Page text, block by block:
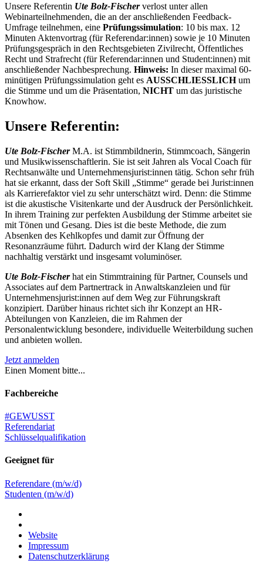
Unsere Referentin Ute Bolz-Fischerverlost unter allen
Webinarteilnehmenden, die an der anschließenden Feedback-
Umfrage teilnehmen, eine Prüfungssimulation: 10 bis max. 12
Minuten Aktenvortrag (für Referendar:innen) sowie je 10 Minuten
Prüfungsgespräch in den Rechtsgebieten Zivilrecht, Öffentliches
Recht und Strafrecht (für Referendar:innen und Student:innen) mit
anschließender Nachbesprechung. Hinweis: In dieser maximal 60-
minütigen Prüfungssimulation geht es AUSSCHLIESSLICHum
die Stimme und um die Präsentation, NICHT um das juristische
Knowhow.
Unsere Referentin:
Ute Bolz-FischerM.A. ist Stimmbildnerin, Stimmcoach, Sängerin
und Musikwissenschaftlerin. Sie ist seit Jahren als Vocal Coach für
Rechtsanwälte und Unternehmensjurist:innen tätig. Schon sehr früh
hat sie erkannt, dass der Soft Skill „Stimme“ gerade bei Jurist:innen
als Karrierefaktor viel zu sehr unterschätzt wird. Denn: die Stimme
ist die akustische Visitenkarte und der Ausdruck der Persönlichkeit.
In ihrem Training zur perfekten Ausbildung der Stimme arbeitet sie
mit Tönen und Gesang. Dies ist die beste Methode, die zum
Absenken des Kehlkopfes und damit zur Öffnung der
Resonanzräume führt. Dadurch wird der Klang der Stimme
nachhaltig verstärkt und insgesamt voluminöser.
Ute Bolz-Fischerhat ein Stimmtraining für Partner, Counsels und
Associates auf dem Partnertrack in Anwaltskanzleien und für
Unternehmensjurist:innen auf dem Weg zur Führungskraft
konzipiert. Darüber hinaus richtet sich ihr Konzept an HR-
Abteilungen von Kanzleien, die im Rahmen der
Personalentwicklung besondere, individuelle Weiterbildung suchen
und anbieten wollen.
Jetzt anmelden
Einen Moment bitte...
Fachbereiche
#GEWUSST
Referendariat
Schlüsselqualifikation
Geeignet für
Referendare (m/w/d)
Studenten (m/w/d)
Website
Impressum
Datenschutzerklärung